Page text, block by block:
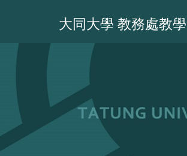
大同大學 教務處教